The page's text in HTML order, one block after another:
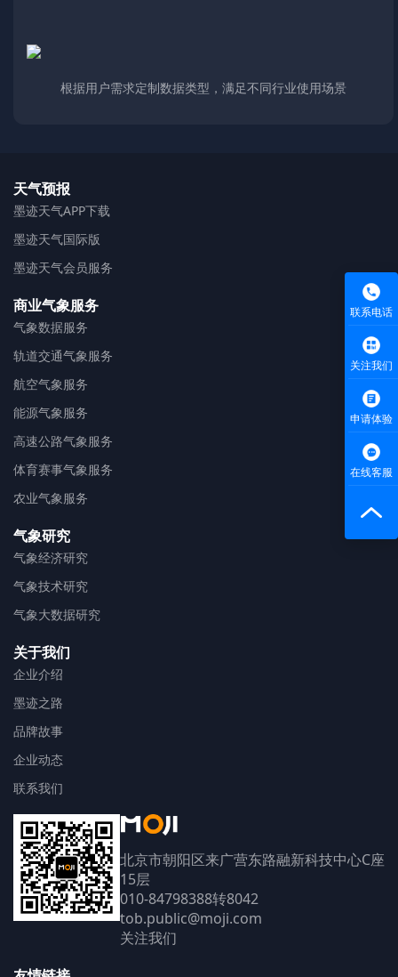
联系电话
关注我们
申请体验
在线客服
根据用户需求定制数据类型，满足不同行业使用场景
天气预报
墨迹天气APP下载
墨迹天气国际版
墨迹天气会员服务
商业气象服务
气象数据服务
轨道交通气象服务
航空气象服务
能源气象服务
高速公路气象服务
体育赛事气象服务
农业气象服务
气象研究
气象经济研究
气象技术研究
气象大数据研究
关于我们
企业介绍
墨迹之路
品牌故事
企业动态
联系我们
北京市朝阳区来广营东路融新科技中心C座
15层
010-84798388转8042
tob.public@moji.com
关注我们